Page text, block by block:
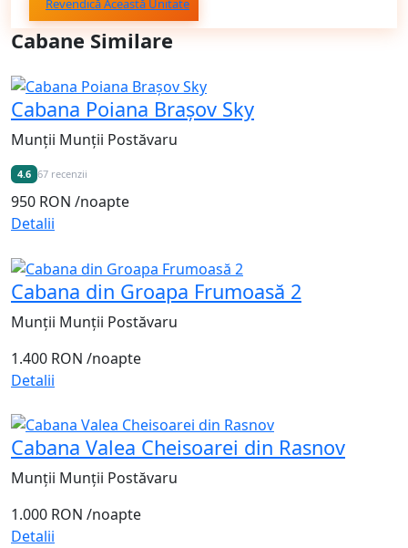
Revendică Această Unitate
Cabane Similare
Cabana Poiana Brașov Sky
Munții Munții Postăvaru
4.6 67 recenzii
950 RON /noapte
Detalii
Cabana din Groapa Frumoasă 2
Munții Munții Postăvaru
1.400 RON /noapte
Detalii
Cabana Valea Cheisoarei din Rasnov
Munții Munții Postăvaru
1.000 RON /noapte
Detalii